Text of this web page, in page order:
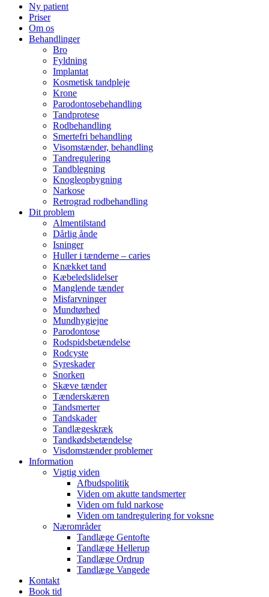
Ny patient
Priser
Om os
Behandlinger
Bro
Fyldning
Implantat
Kosmetisk tandpleje
Krone
Parodontosebehandling
Tandprotese
Rodbehandling
Smertefri behandling
Visomstænder, behandling
Tandregulering
Tandblegning
Knogleopbygning
Narkose
Retrograd rodbehandling
Dit problem
Almentilstand
Dårlig ånde
Isninger
Huller i tænderne – caries
Knækket tand
Kæbeledslidelser
Manglende tænder
Misfarvninger
Mundtørhed
Mundhygiejne
Parodontose
Rodspidsbetændelse
Rodcyste
Syreskader
Snorken
Skæve tænder
Tænderskæren
Tandsmerter
Tandskader
Tandlægeskræk
Tandkødsbetændelse
Visdomstænder problemer
Information
Vigtig viden
Afbudspolitik
Viden om akutte tandsmerter
Viden om fuld narkose
Viden om tandregulering for voksne
Nærområder
Tandlæge Gentofte
Tandlæge Hellerup
Tandlæge Ordrup
Tandlæge Vangede
Kontakt
Book tid